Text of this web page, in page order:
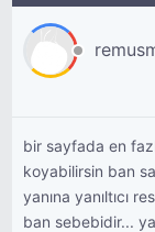
bir sayfada en
koyabilirsin ban
yanına yanıltıcı
ban sebebidir...